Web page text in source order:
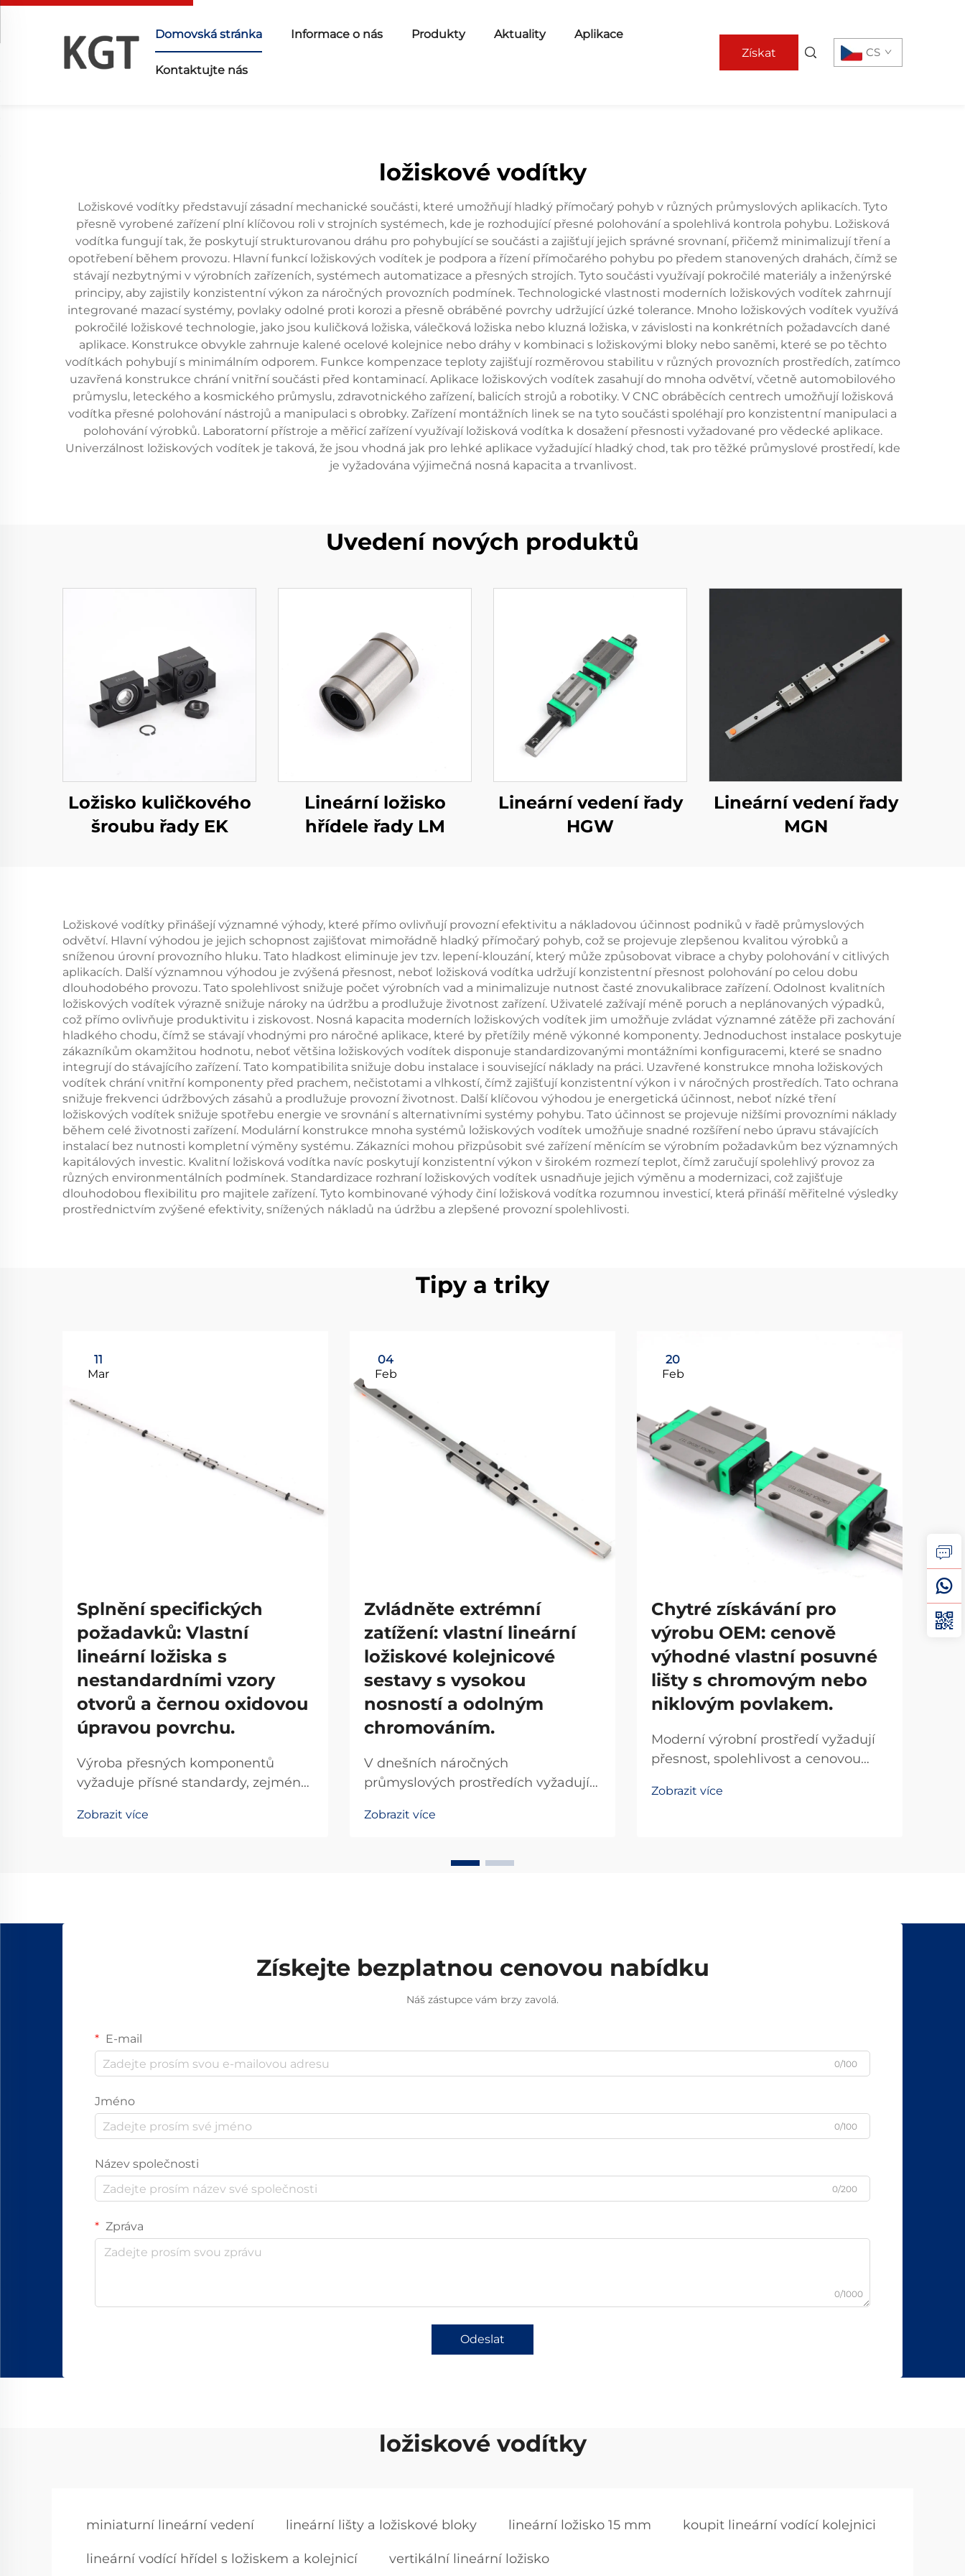
Domovská stránka Informace o nás Produkty Aktuality Aplikace
Kontaktujte nás
Získat CS
ložiskové vodítky
Ložiskové vodítky představují zásadní mechanické součásti, které umožňují hladký přímočarý pohyb v různých průmyslových aplikacích. Tyto
přesně vyrobené zařízení plní klíčovou roli v strojních systémech, kde je rozhodující přesné polohování a spolehlivá kontrola pohybu. Ložisková
vodítka fungují tak, že poskytují strukturovanou dráhu pro pohybující se součásti a zajišťují jejich správné srovnaní, přičemž minimalizují tření a
opotřebení během provozu. Hlavní funkcí ložiskových vodítek je podpora a řízení přímočarého pohybu po předem stanovených drahách, čímž se
stávají nezbytnými v výrobních zařízeních, systémech automatizace a přesných strojích. Tyto součásti využívají pokročilé materiály a inženýrské
principy, aby zajistily konzistentní výkon za náročných provozních podmínek. Technologické vlastnosti moderních ložiskových vodítek zahrnují
integrované mazací systémy, povlaky odolné proti korozi a přesně obráběné povrchy udržující úzké tolerance. Mnoho ložiskových vodítek využívá
pokročilé ložiskové technologie, jako jsou kuličková ložiska, válečková ložiska nebo kluzná ložiska, v závislosti na konkrétních požadavcích dané
aplikace. Konstrukce obvykle zahrnuje kalené ocelové kolejnice nebo dráhy v kombinaci s ložiskovými bloky nebo saněmi, které se po těchto
vodítkách pohybují s minimálním odporem. Funkce kompenzace teploty zajišťují rozměrovou stabilitu v různých provozních prostředích, zatímco
uzavřená konstrukce chrání vnitřní součásti před kontaminací. Aplikace ložiskových vodítek zasahují do mnoha odvětví, včetně automobilového
průmyslu, leteckého a kosmického průmyslu, zdravotnického zařízení, balicích strojů a robotiky. V CNC obráběcích centrech umožňují ložisková
vodítka přesné polohování nástrojů a manipulaci s obrobky. Zařízení montážních linek se na tyto součásti spoléhají pro konzistentní manipulaci a
polohování výrobků. Laboratorní přístroje a měřicí zařízení využívají ložisková vodítka k dosažení přesnosti vyžadované pro vědecké aplikace.
Univerzálnost ložiskových vodítek je taková, že jsou vhodná jak pro lehké aplikace vyžadující hladký chod, tak pro těžké průmyslové prostředí, kde
je vyžadována výjimečná nosná kapacita a trvanlivost.
Uvedení nových produktů
Ložisko kuličkového
šroubu řady EK
Lineární ložisko
hřídele řady LM
Lineární vedení řady
HGW
Lineární vedení řady
MGN
Ložiskové vodítky přinášejí významné výhody, které přímo ovlivňují provozní efektivitu a nákladovou účinnost podniků v řadě průmyslových
odvětví. Hlavní výhodou je jejich schopnost zajišťovat mimořádně hladký přímočarý pohyb, což se projevuje zlepšenou kvalitou výrobků a
sníženou úrovní provozního hluku. Tato hladkost eliminuje jev tzv. lepení-klouzání, který může způsobovat vibrace a chyby polohování v citlivých
aplikacích. Další významnou výhodou je zvýšená přesnost, neboť ložisková vodítka udržují konzistentní přesnost polohování po celou dobu
dlouhodobého provozu. Tato spolehlivost snižuje počet výrobních vad a minimalizuje nutnost časté znovukalibrace zařízení. Odolnost kvalitních
ložiskových vodítek výrazně snižuje nároky na údržbu a prodlužuje životnost zařízení. Uživatelé zažívají méně poruch a neplánovaných výpadků,
což přímo ovlivňuje produktivitu i ziskovost. Nosná kapacita moderních ložiskových vodítek jim umožňuje zvládat významné zátěže při zachování
hladkého chodu, čímž se stávají vhodnými pro náročné aplikace, které by přetížily méně výkonné komponenty. Jednoduchost instalace poskytuje
zákazníkům okamžitou hodnotu, neboť většina ložiskových vodítek disponuje standardizovanými montážními konfiguracemi, které se snadno
integrují do stávajícího zařízení. Tato kompatibilita snižuje dobu instalace i související náklady na práci. Uzavřené konstrukce mnoha ložiskových
vodítek chrání vnitřní komponenty před prachem, nečistotami a vlhkostí, čímž zajišťují konzistentní výkon i v náročných prostředích. Tato ochrana
snižuje frekvenci údržbových zásahů a prodlužuje provozní životnost. Další klíčovou výhodou je energetická účinnost, neboť nízké tření
ložiskových vodítek snižuje spotřebu energie ve srovnání s alternativními systémy pohybu. Tato účinnost se projevuje nižšími provozními náklady
během celé životnosti zařízení. Modulární konstrukce mnoha systémů ložiskových vodítek umožňuje snadné rozšíření nebo úpravu stávajících
instalací bez nutnosti kompletní výměny systému. Zákazníci mohou přizpůsobit své zařízení měnícím se výrobním požadavkům bez významných
kapitálových investic. Kvalitní ložisková vodítka navíc poskytují konzistentní výkon v širokém rozmezí teplot, čímž zaručují spolehlivý provoz za
různých environmentálních podmínek. Standardizace rozhraní ložiskových vodítek usnadňuje jejich výměnu a modernizaci, což zajišťuje
dlouhodobou flexibilitu pro majitele zařízení. Tyto kombinované výhody činí ložisková vodítka rozumnou investicí, která přináší měřitelné výsledky
prostřednictvím zvýšené efektivity, snížených nákladů na údržbu a zlepšené provozní spolehlivosti.
Tipy a triky
11
Mar
Splnění specifických
požadavků: Vlastní
lineární ložiska s
nestandardními vzory
otvorů a černou oxidovou
úpravou povrchu.
Výroba přesných komponentů
vyžaduje přísné standardy, zejména
nesplňují konkrétní požadavky
Zobrazit více
04
Feb
Zvládněte extrémní
zatížení: vlastní lineární
ložiskové kolejnicové
sestavy s vysokou
nosností a odolným
chromováním.
V dnešních náročných
průmyslových prostředích vyžadují
lineárního pohybu, která snesou
zachovají hladký chod. Systém
Zobrazit více
20
Feb
Chytré získávání pro
výrobu OEM: cenově
výhodné vlastní posuvné
lišty s chromovým nebo
niklovým povlakem.
Moderní výrobní prostředí vyžadují
přesnost, spolehlivost a cenovou
komponentu. Pokud jde o systémy
Zobrazit více
Získejte bezplatnou cenovou nabídku
Náš zástupce vám brzy zavolá.
E-mail
0/100
Jméno
0/100
Název společnosti
0/200
Zpráva
0/1000
Odeslat
ložiskové vodítky
miniaturní lineární vedení lineární lišty a ložiskové bloky lineární ložisko 15 mm koupit lineární vodící kolejnici
lineární vodící hřídel s ložiskem a kolejnicí vertikální lineární ložisko